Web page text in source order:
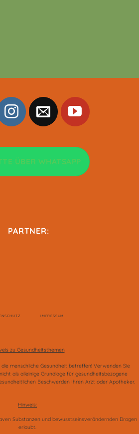
PARTNER:
IMPRESSUM
zu Gesundheitsthemen
menschliche Gesundheit betreffen! Verwenden Sie
als alleinige Grundlage für gesundheitsbezogene
Beschwerden Ihren Arzt oder Apotheker.
Hinweis:
Substanzen und bewusstseinsverändernden Drogen
erlaubt.